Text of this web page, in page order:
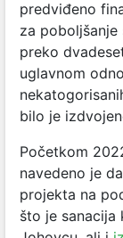
predviđeno
za
preko
uglavnom
bilo je
Početkom
navedeno je
projekta na
što je sanacija